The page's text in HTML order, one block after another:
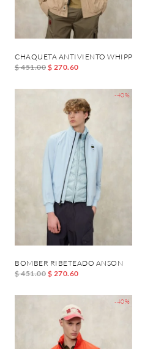
CHAQUETA ANTIVIENTO WHIPPLE
$ 451.00 $ 270.60
-40%
BOMBER RIBETEADO ANSON
$ 451.00 $ 270.60
-40%